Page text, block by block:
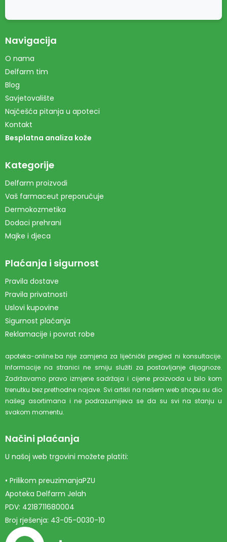
Navigacija
O nama
Delfarm tim
Blog
Savjetovalište
Najčešća pitanja u apoteci
Kontakt
Besplatna analiza kože
Kategorije
Delfarm proizvodi
Vaš farmaceut preporučuje
Dermokozmetika
Dodaci prehrani
Majke i djeca
Plaćanja i sigurnost
Pravila dostave
Pravila privatnosti
Uslovi kupovine
Sigurnost plaćanja
Reklamacije i povrat robe
apoteka-online.ba nije zamjena za liječnički pregled ni konsultacije.
Informacije na stranici ne smiju služiti za postavljanje dijagnoze.
Zadržavamo pravo izmjene sadržaja i cijene proizvoda u bilo kom
trenutku bez prethodne najave. Svi artikli na našem web shopu su dio
našeg asortimana i ne podrazumijeva se da su svi na stanju u
svakom momentu.
Načini plaćanja
U našoj web trgovini možete platiti:
• Prilikom preuzimanjaPZU
Apoteka Delfarm Jelah
PDV: 4218711680004
Broj rješenja: 43-05-0030-10